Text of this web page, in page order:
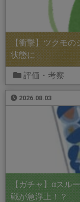
【衝撃】ツクモの
状態に
評価・考察
2026.08.03
【ガチャ】αスル
戦が急浮上！？